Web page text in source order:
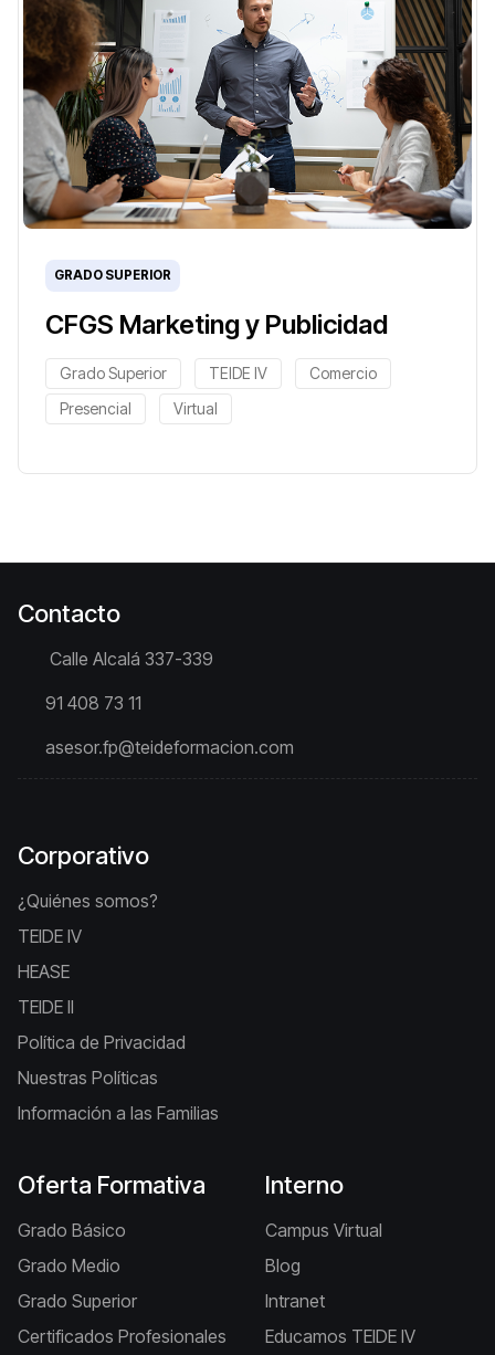
CFGS Marketing y Publicidad
GRADO SUPERIOR
Grado Superior TEIDE IV
Comercio
Presencial
Virtual
Contacto
Calle Alcalá 337-339
91 408 73 11
asesor.fp@teideformacion.com
Corporativo
¿Quiénes somos?
TEIDE IV
HEASE
TEIDE II
Política de Privacidad
Nuestras Políticas
Información a las Familias
Oferta Formativa
Grado Básico
Grado Medio
Grado Superior
Certificados Profesionales
Interno
Campus Virtual
Blog
Intranet
Educamos TEIDE IV